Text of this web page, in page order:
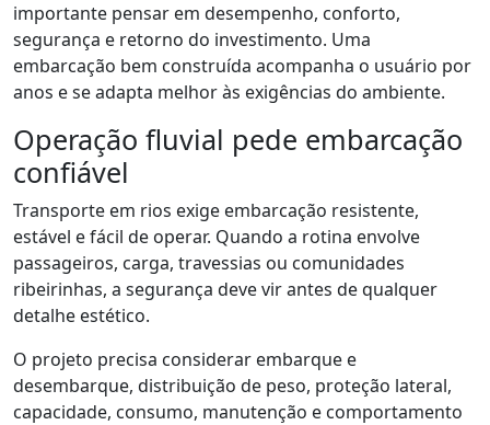
importante pensar em desempenho, conforto,
segurança e retorno do investimento. Uma
embarcação bem construída acompanha o usuário por
anos e se adapta melhor às exigências do ambiente.
Operação fluvial pede embarcação
confiável
Transporte em rios exige embarcação resistente,
estável e fácil de operar. Quando a rotina envolve
passageiros, carga, travessias ou comunidades
ribeirinhas, a segurança deve vir antes de qualquer
detalhe estético.
O projeto precisa considerar embarque e
desembarque, distribuição de peso, proteção lateral,
capacidade, consumo, manutenção e comportamento